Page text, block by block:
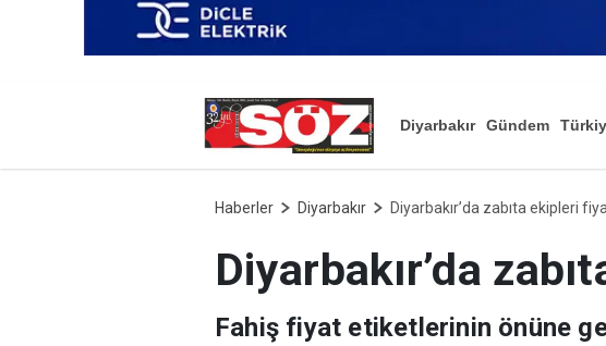
Diyarbakır Gündem
Haberler Diyarbakır Diyarbakır’da zabıta ekipleri
Diyarbakır’da
Fahiş fiyat etiketlerinin önüne